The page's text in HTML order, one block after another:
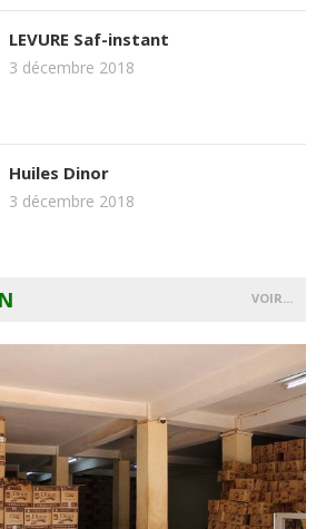
LEVURE Saf-instant
3 décembre 2018
Huiles Dinor
3 décembre 2018
VOIR...